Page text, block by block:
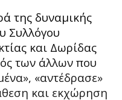
της δυναμικής
Συλλόγου
και Δωρίδας
των άλλων που
«αντέδρασε»
και εκχώρηση